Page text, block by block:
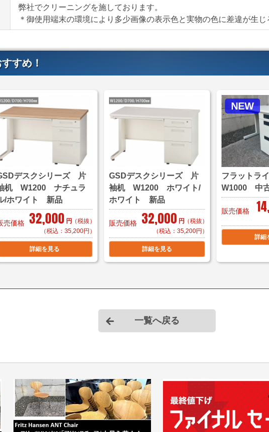
■カギ1本付
サイズ：Ｃランク
ヤマトらくらく家財
＜自社便＞＊神奈川、
横浜市内 1,000円か
東京都内 5,000円から
＊お客様のご要望に
自社便についてはこち
＊複数（他商品含む
て頂きます。
＊店頭引き渡し可能で
弊社でクリーニングを施しております。
＊御使用端末の環境により多少画像の表示色と実物の色に差違が生
すめ！
デスクシリーズ 片
机 W1200 ナチュラ
/ホワイト 新品
売価格 32,000 円 （税抜）
（税込：35,200円）
詳細を見る
GSDデスクシリーズ 片
袖机 W1200 ホワイト/
ホワイト 新品
販売価格 32,000 円 （税抜）
（税込：35,200円）
詳細を見る
NEW
フラット
W1000 中
販売価格
詳細
一覧へ戻る